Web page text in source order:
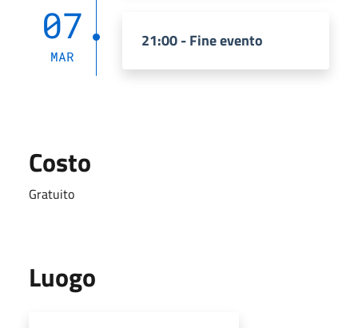
07
MAR
21:00 - Fine evento
Costo
Gratuito
Luogo